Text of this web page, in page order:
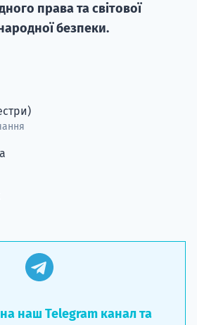
права та світової
безпеки.
наш Telegram канал та